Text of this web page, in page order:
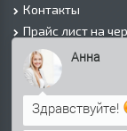
Контакты
Прайс лист на
Листовой прокат
Лист г/к
Лист х/к
Анна
Здравствуйте!